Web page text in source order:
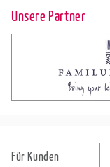
Unsere Partner
Für Kunden